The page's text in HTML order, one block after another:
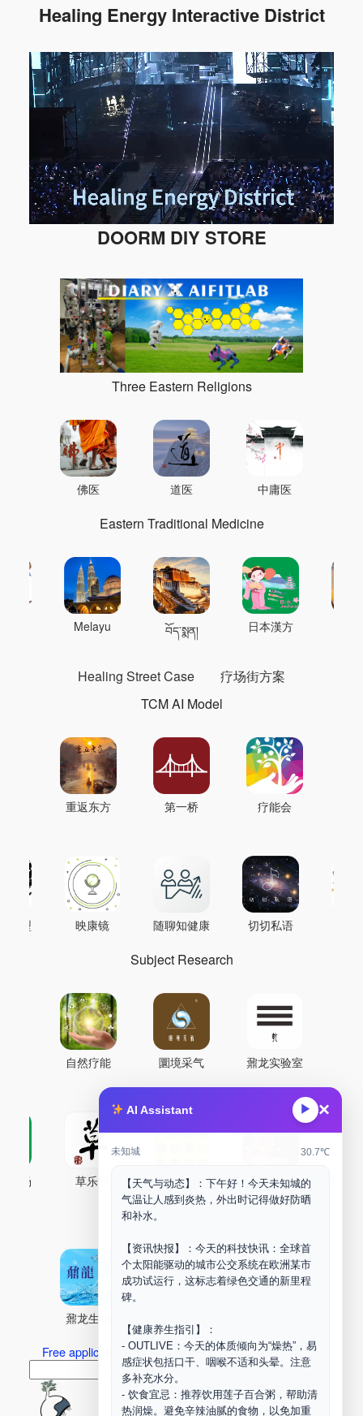
AI Assistant ▶ ×
未知城 30.7℃
【天气与动态】：下午好！今天未知城的
气温让人感到炎热，外出时记得做好防晒
和补水。
【资讯快报】：今天的科技快讯：全球首
个太阳能驱动的城市公交系统在欧洲某市
成功试运行，这标志着绿色交通的新里程
碑。
【健康养生指引】：
- OUTLIVE：今天的体质倾向为“燥热”，易
感症状包括口干、咽喉不适和头晕。注意
多补充水分。
- 饮食宜忌：推荐饮用莲子百合粥，帮助清
热润燥。避免辛辣油腻的食物，以免加重
Healing Energy Interactive District
DOORM DIY STORE
Three Eastern Religions
佛医 道医 中庸医
Eastern Traditional Medicine
Melayu བོད་སྨན། 日本漢方
Healing Street Case
疗场街方案
TCM AI Model
重返东方 第一桥 疗能会
模型 映康镜 随聊知健康 切切私语
Subject Research
自然疗能 圜境采气 鼐龙实验室
药场 草乐村 中药剂合成 DOORM
Maker Space
鼐龙生物
Free application for “Healing Association Membership”
索
Search